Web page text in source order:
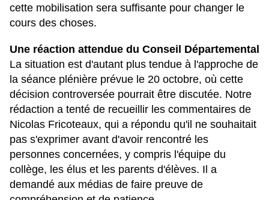
cette mobilisation sera suffisante pour changer le
cours des choses.
Une réaction attendue du Conseil Départemental
La situation est d'autant plus tendue à l'approche de
la séance plénière prévue le 20 octobre, où cette
décision controversée pourrait être discutée. Notre
rédaction a tenté de recueillir les commentaires de
Nicolas Fricoteaux, qui a répondu qu'il ne souhaitait
pas s'exprimer avant d'avoir rencontré les
personnes concernées, y compris l'équipe du
collège, les élus et les parents d'élèves. Il a
demandé aux médias de faire preuve de